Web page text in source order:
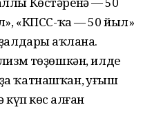
«КПСС-ҡа — 50 йыл»
һаҡлана.
төҙөшкән, илде
ҡатнашҡан, һуғыш
көс һалған